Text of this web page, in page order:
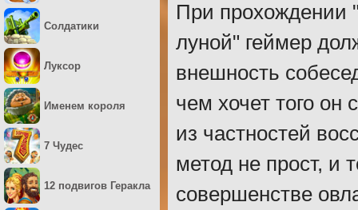
При прохождении
луной" геймер
внешность
чем хочет того
из частностей
метод не прост, и
совершенстве
Солдатики
Луксор
Именем короля
7 Чудес
12 подвигов Геракла